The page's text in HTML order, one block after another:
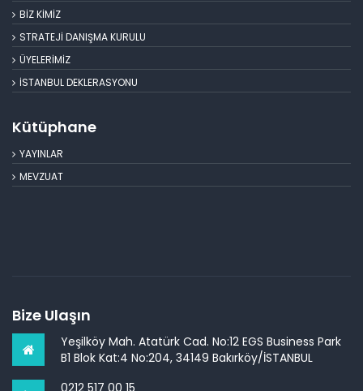
BİZ KİMİZ
STRATEJİ DANIŞMA KURULU
ÜYELERİMİZ
İSTANBUL DEKLERASYONU
Kütüphane
YAYINLAR
MEVZUAT
Bize Ulaşın
Yeşilköy Mah. Atatürk Cad. No:12 EGS Business Park
B1 Blok Kat:4 No:204, 34149 Bakırköy/İSTANBUL